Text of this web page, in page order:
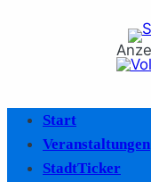
Start
Veranstaltungen
StadtTicker